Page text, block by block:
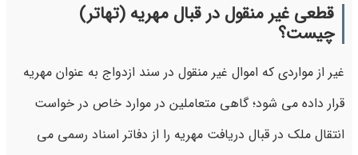
قطعي غير منقول در قبال مهريه (تهاتر)
چیست؟
غير از مواردي كه اموال غير منقول در سند ازدواج به عنوان مهریه
قرار داده مي شود؛ گاهي متعاملين در موارد خاص در خواست
انتقال ملك در قبال دريافت مهريه را از دفاتر اسناد رسمي مي